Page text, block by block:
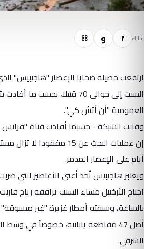
شارك f و ⛓
ارتفعت حصيلة ضحايا الإعصار "هاجيبيس"
السبت إلى حوالي 70 قتيلا، بحسب
العمومية "أن أتش كي".
إنعمليات
البحث عن 15 مفقودا لا
أيام على الإعصار المدمر.
ويعتبر هاجيبيس أحد أعتى الأعاصير التي
أصل 47 مقاطعة يابانية، خصوصاً في
الشرقي.